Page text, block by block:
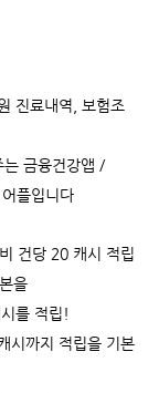
진료내역, 보험조
는 금융건강앱 /
플입니다
건당 20 캐시 적립
을
를 적립!
시까지 적립을 기본